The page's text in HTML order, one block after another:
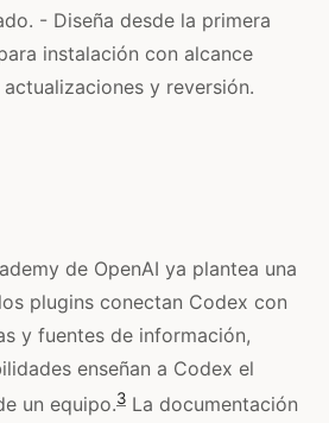
- Diseña desde la primera
instalación con alcance
y reversión.
de OpenAI ya plantea una
plugins conectan Codex con
y fuentes de información,
enseñan a Codex el
un equipo.3 La documentación